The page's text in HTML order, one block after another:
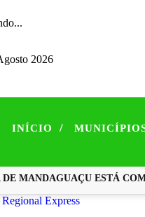
2026
INÍCIO /
ESTÁ COM